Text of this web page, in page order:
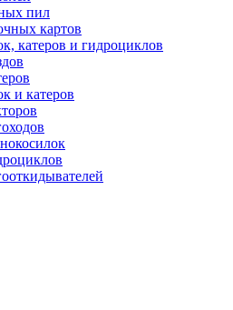
пил
картов
катеров и гидроциклов
и катеров